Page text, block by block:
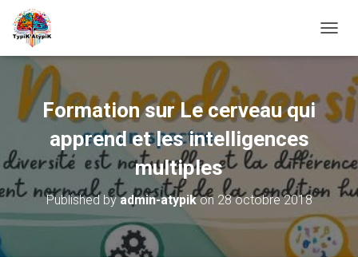
U
R
E
M
R
L
Formation sur Le cerveau qui
apprend et les intelligences
multiples
Published byadmin-atypikon 28 octobre 2018